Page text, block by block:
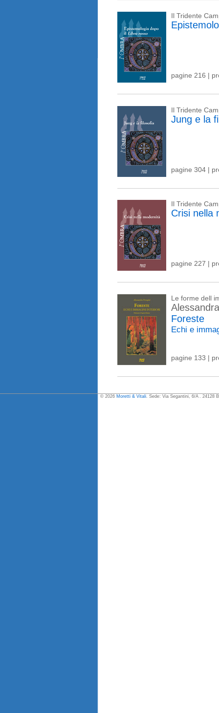
Il Tridente
pagine 216 |
Il Tridente
Jung e la
pagine 304 |
Il Tridente
Crisi nella
pagine 227 |
Le forme dell
Foreste
Echi e
pagine 133 |
© 2026 Moretti & Vitali . Sede: Via Segantini, 6/A . 24128